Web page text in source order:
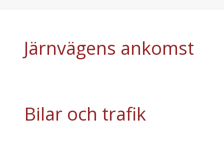
Järnvägens ankomst
Bilar och trafik